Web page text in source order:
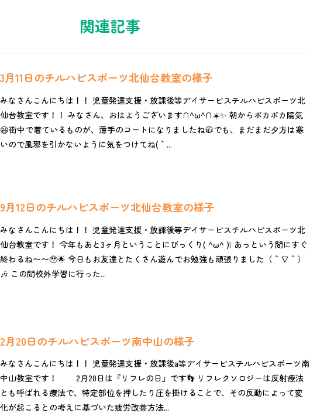
関連記事
3月11日のチルハピスポーツ北仙台教室の様子
みなさんこんにちは！！ 児童発達支援・放課後等デイサービスチルハピスポーツ北
仙台教室です！！ みなさん、おはようございます∩^ω^∩☀️✨ 朝からポカポカ陽気
😆街中で着ているものが、薄手のコートになりましたね🧥でも、まだまだ夕方は寒
いので風邪を引かないように気をつけてね(｀...
9月12日のチルハピスポーツ北仙台教室の様子
みなさんこんにちは！！ 児童発達支援・放課後等デイサービスチルハピスポーツ北
仙台教室です！ 今年もあと3ヶ月ということにびっくり( ^ω^ )❕ あっという間にすぐ
終わるね〜〜🥹🌟 今日もお友達とたくさん遊んでお勉強も頑張りました（＾∇＾）
🎶 この間校外学習に行った...
2月20日のチルハピスポーツ南中山の様子
みなさんこんにちは！！ 児童発達支援・放課後a等デイサービスチルハピスポーツ南
中山教室です！ 2月20日は『リフレの日』です👣 リフレクソロジーは反射療法
とも呼ばれる療法で、特定部位を押したり圧を掛けることで、その反動によって変
化が起こるとの考えに基づいた疲労改善方法...